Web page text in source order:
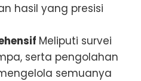
hasil yang presisi
Meliputi survei
serta pengolahan
semuanya